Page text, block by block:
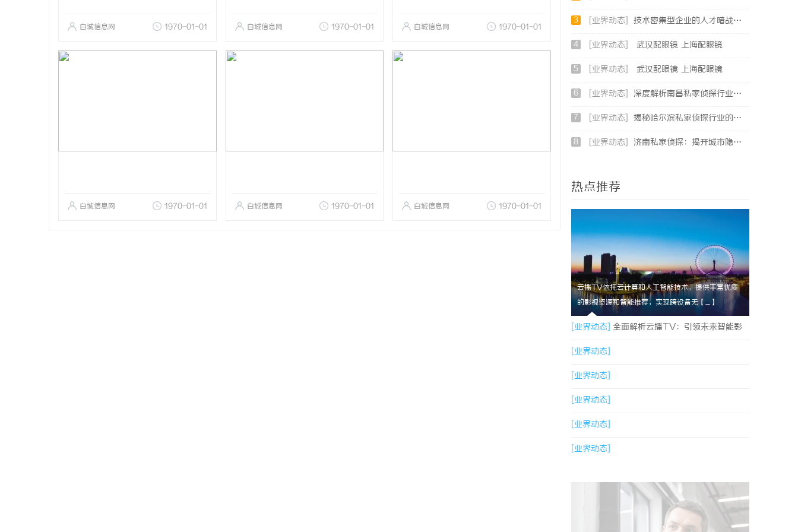
白城信息网 1970-01-01 白城信息网 1970-01-01 白城信息网 1970-01-01
白城信息网 1970-01-01 白城信息网 1970-01-01 白城信息网 1970-01-01
3 [业界动态] 技术密集型企业的人才暗战：北京商业秘密律师如何守住“人带技术走”的底线
4 [业界动态] 武汉配眼镜 上海配眼镜
5 [业界动态] 武汉配眼镜 上海配眼镜
6 [业界动态] 深度解析南昌私家侦探行业的发展与应用现状
7 [业界动态] 揭秘哈尔滨私家侦探行业的现状与发展趋势
8 [业界动态] 济南私家侦探：揭开城市隐秘真相的幕后英雄
热点推荐
云播TV依托云计算和人工智能技术，提供丰富优质
的影视资源和智能推荐，实现跨设备无【....】
[业界动态] 全面解析云播TV：引领未来智能影
视体验的创新平台
[业界动态]
[业界动态]
[业界动态]
[业界动态]
[业界动态]